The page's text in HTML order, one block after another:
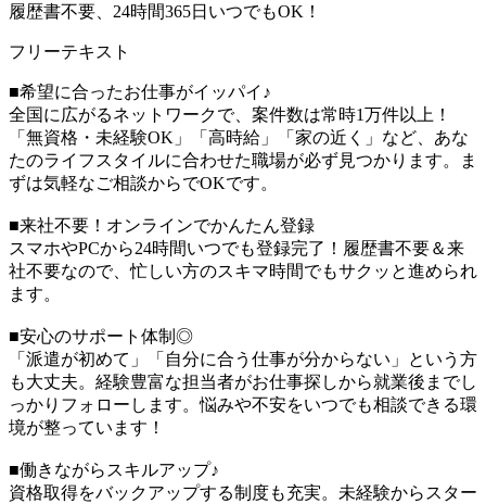
履歴書不要、24時間365日いつでもOK！
フリーテキスト
■希望に合ったお仕事がイッパイ♪
全国に広がるネットワークで、案件数は常時1万件以上！
「無資格・未経験OK」「高時給」「家の近く」など、あな
たのライフスタイルに合わせた職場が必ず見つかります。ま
ずは気軽なご相談からでOKです。
■来社不要！オンラインでかんたん登録
スマホやPCから24時間いつでも登録完了！履歴書不要＆来
社不要なので、忙しい方のスキマ時間でもサクッと進められ
ます。
■安心のサポート体制◎
「派遣が初めて」「自分に合う仕事が分からない」という方
も大丈夫。経験豊富な担当者がお仕事探しから就業後までし
っかりフォローします。悩みや不安をいつでも相談できる環
境が整っています！
■働きながらスキルアップ♪
資格取得をバックアップする制度も充実。未経験からスター